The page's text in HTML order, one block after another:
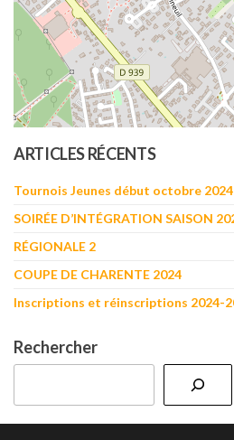
ARTICLES RÉCENTS
Tournois Jeunes début octobre 2024
SOIRÉE D’INTÉGRATION SAISON
RÉGIONALE 2
COUPE DE CHARENTE 2024
Inscriptions et réinscriptions 2024-
Rechercher